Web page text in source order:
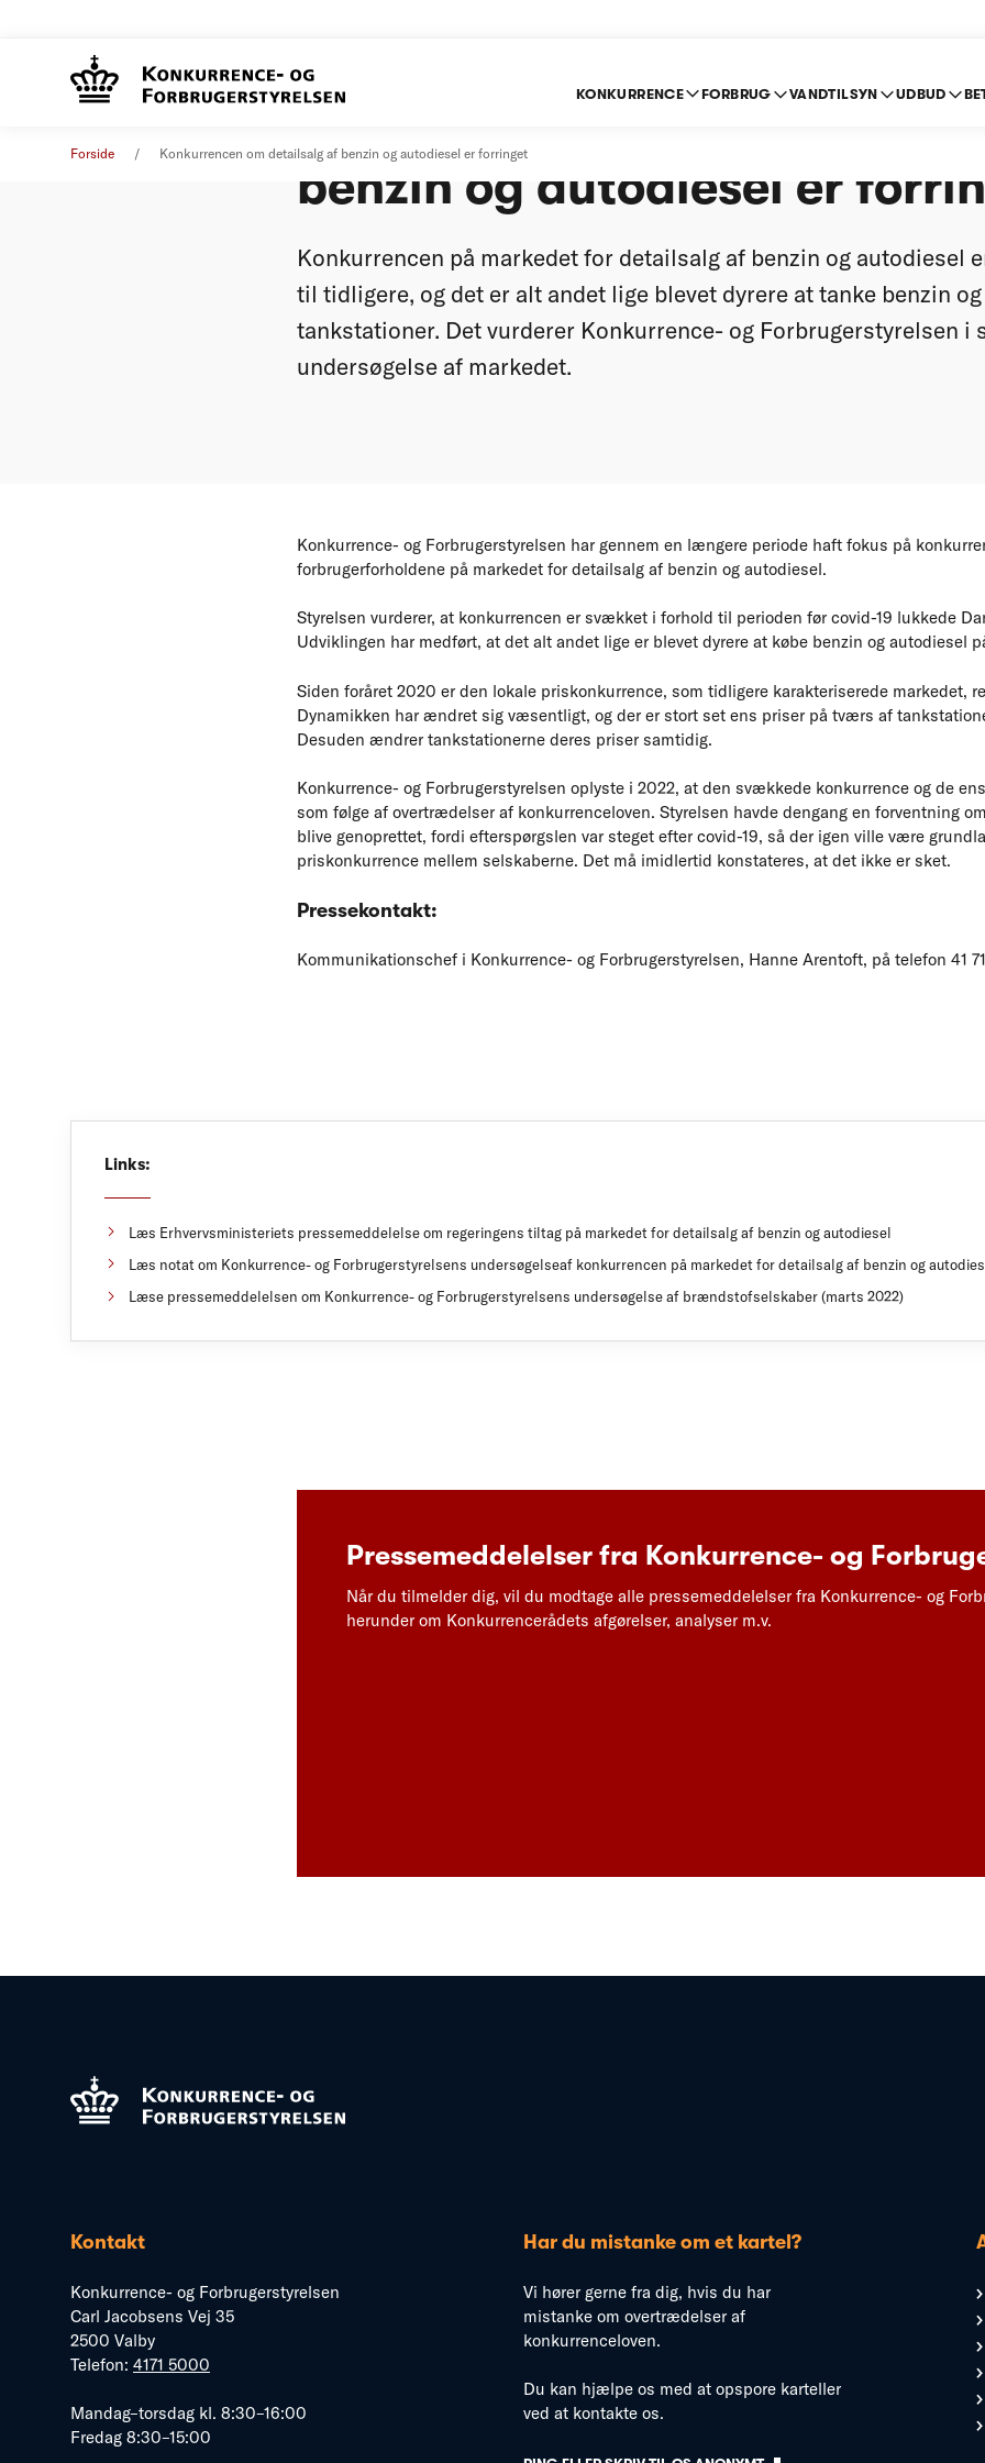
KONKURRENCE FORBRUG VANDTILSYN UDBUD
Forside Konkurrencen om detailsalg af benzin og autodiesel er forringet
benzin og autodiesel er
Konkurrencen på markedet for detailsalg af benzin og autodiesel
til tidligere, og det er alt andet lige blevet dyrere at tanke benzin
tankstationer. Det vurderer Konkurrence- og Forbrugerstyrelsen i
undersøgelse af markedet.
Konkurrence- og Forbrugerstyrelsen har gennem en længere periode haft fokus på
forbrugerforholdene på markedet for detailsalg af benzin og autodiesel.
Styrelsen vurderer, at konkurrencen er svækket i forhold til perioden før covid-19 lukkede
Udviklingen har medført, at det alt andet lige er blevet dyrere at købe benzin og autodiesel
Siden foråret 2020 er den lokale priskonkurrence, som tidligere karakteriserede markedet,
Dynamikken har ændret sig væsentligt, og der er stort set ens priser på tværs af
Desuden ændrer tankstationerne deres priser samtidig.
Konkurrence- og Forbrugerstyrelsen oplyste i 2022, at den svækkede konkurrence og de
som følge af overtrædelser af konkurrenceloven. Styrelsen havde dengang en forventning
blive genoprettet, fordi efterspørgslen var steget efter covid-19, så der igen ville være
priskonkurrence mellem selskaberne. Det må imidlertid konstateres, at det ikke er sket.
Pressekontakt:
Kommunikationschef i Konkurrence- og Forbrugerstyrelsen, Hanne Arentoft, på telefon 41
Links:
Læs Erhvervsministeriets pressemeddelelse om regeringens tiltag på markedet for detailsalg af benzin og autodiesel
Læs notat om Konkurrence- og Forbrugerstyrelsens undersøgelseaf konkurrencen på markedet for detailsalg af benzin og
Læse pressemeddelelsen om Konkurrence- og Forbrugerstyrelsens undersøgelse af brændstofselskaber (marts 2022)
Pressemeddelelser fra Konkurrence- og
Når du tilmelder dig, vil du modtage alle pressemeddelelser fra Konkurrence- og
herunder om Konkurrencerådets afgørelser, analyser m.v.
Kontakt
Konkurrence- og Forbrugerstyrelsen
Carl Jacobsens Vej 35
2500 Valby
Telefon: 4171 5000
Mandag–torsdag kl. 8:30–16:00
Fredag 8:30–15:00
Har du mistanke om et kartel?
Vi hører gerne fra dig, hvis du har
mistanke om overtrædelser af
konkurrenceloven.
Du kan hjælpe os med at opspore karteller
ved at kontakte os.